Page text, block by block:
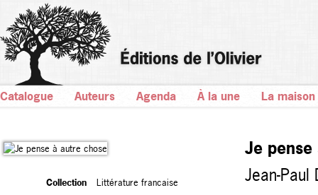
Catalogue Auteurs Agenda À la une La maison
Collection
Littérature francaise
Je
Jean-Paul